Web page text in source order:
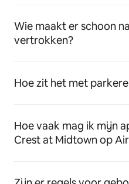
Wie maakt er schoon
vertrokken?
Hoe zit het met
Hoe vaak mag ik mijn
Crest at Midtown op